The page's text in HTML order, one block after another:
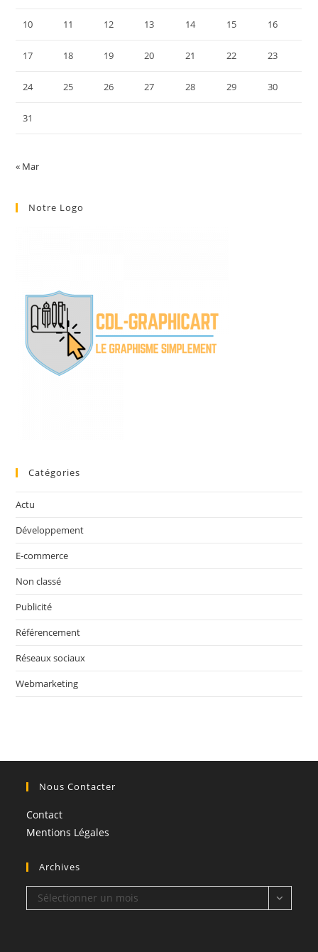
10 11 12 13 14 15 16
17 18 19 20 21 22 23
24 25 26 27 28 29 30
31
« Mar
Notre Logo
Catégories
Actu
Développement
E-commerce
Non classé
Publicité
Référencement
Réseaux sociaux
Webmarketing
Nous Contacter
Contact
Mentions Légales
Archives
Archives
Sélectionner un mois